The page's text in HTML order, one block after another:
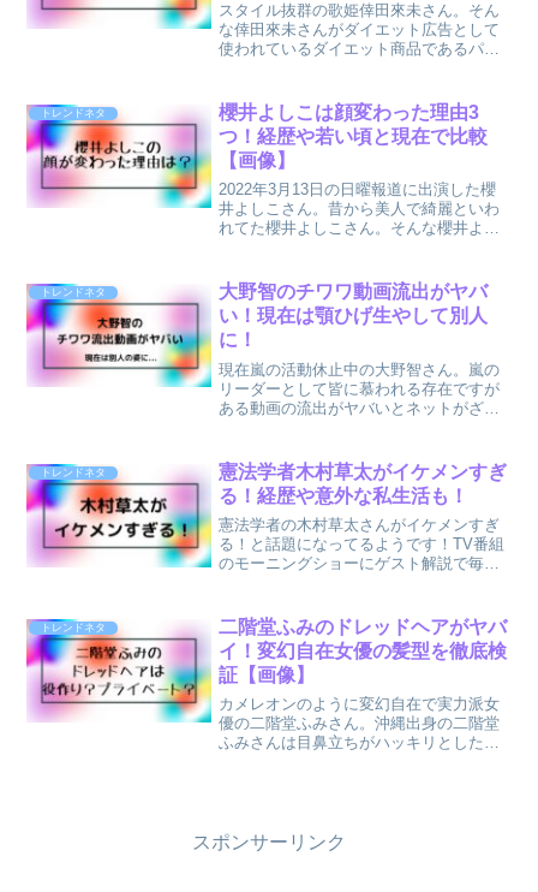
スタイル抜群の歌姫倖田來未さん。そん
な倖田來未さんがダイエット広告として
使われているダイエット商品であるパイ
メが無断使用されていたということ。そ
んなパインアメ騒動が起き...
トレンドネタ
櫻井よしこは顔変わった理由3
つ！経歴や若い頃と現在で比較
【画像】
2022年3月13日の日曜報道に出演した櫻
井よしこさん。昔から美人で綺麗といわ
れてた櫻井よしこさん。そんな櫻井よし
変わった』と話題になっています。櫻井
よしこさんが顔が...
トレンドネタ
大野智のチワワ動画流出がヤバ
い！現在は顎ひげ生やして別人
に！
現在嵐の活動休止中の大野智さん。嵐の
リーダーとして皆に慕われる存在ですが
ある動画の流出がヤバいとネットがざわ
別人との噂も...見た人がヤバい！と思わ
ず口にする大野...
トレンドネタ
憲法学者木村草太がイケメンすぎ
る！経歴や意外な私生活も！
憲法学者の木村草太さんがイケメンすぎ
る！と話題になってるようです！TV番組
のモーニングショーにゲスト解説で毎回
機会は少ないですが、イケメンすぎる憲
法学者！って話題になる木...
トレンドネタ
二階堂ふみのドレッドヘアがヤバ
イ！変幻自在女優の髪型を徹底検
証【画像】
カメレオンのように変幻自在で実力派女
優の二階堂ふみさん。沖縄出身の二階堂
ふみさんは目鼻立ちがハッキリとしたお
スポンサーリンク